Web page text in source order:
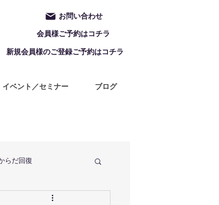
お問い合わせ
会員様ご予約はコチラ
新規会員様のご登録ご予約はコチラ
イベント／セミナー ブログ
らだ回復
ZUMBA